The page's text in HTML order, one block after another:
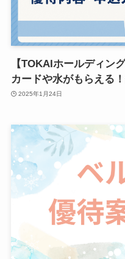
【TOKAIホールディン
カードや水がもらえる
2025年1月24日